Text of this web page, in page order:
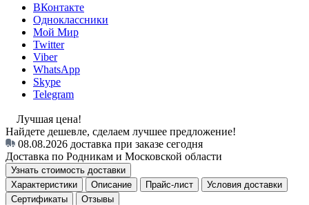
ВКонтакте
Одноклассники
Мой Мир
Twitter
Viber
WhatsApp
Skype
Telegram
Лучшая цена!
Найдете дешевле, сделаем лучшее предложение!
08.08.2026 доставка при заказе сегодня
Доставка по Родникам и Московской области
Узнать стоимость доставки
Характеристики
Описание Прайс-лист
Условия доставки
Сертификаты
Отзывы